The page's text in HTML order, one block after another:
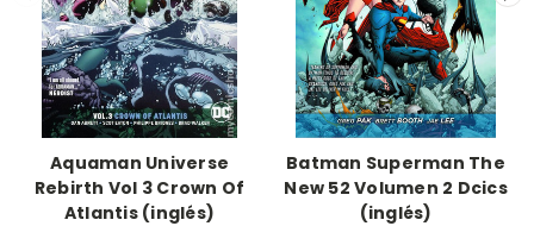
Aquaman Universe
Rebirth Vol 3 Crown Of
Atlantis (inglés)
Batman Superman The
New 52 Volumen 2 Dcics
(inglés)